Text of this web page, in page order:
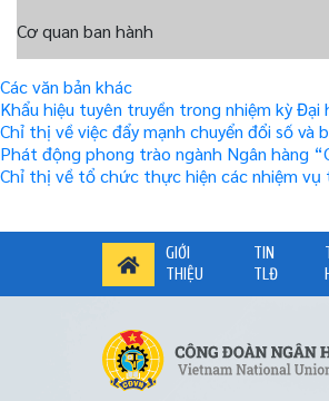
Cơ quan ban hành
Các văn bản khác
Khẩu hiệu tuyên truyền trong nhiệm kỳ Đại
Chỉ thị về việc đẩy mạnh chuyển đổi số
Phát động phong trào ngành Ngân hàng
Chỉ thị về tổ chức thực hiện các nhiệm
GIỚI
THIỆU
TIN
TLĐ